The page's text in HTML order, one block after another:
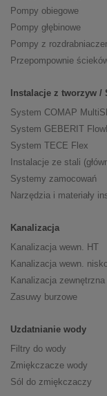
Pompy obiegowe
Pompy głębinowe
Pompy z
Przepompownie
Instalacje z tworzyw /
System COMAP
System GEBERIT
System TECE Flex
Instalacje ze stali
Systemy zamocowań
Narzędzia i materiały
Kanalizacja
Kanalizacja wewn. HT
Kanalizacja wewn.
Kanalizacja zewnętrzna
Zasuwy burzowe
Uzdatnianie wody
Filtry do wody
Zmiękczacze wody
Sól do zmiękczaczy